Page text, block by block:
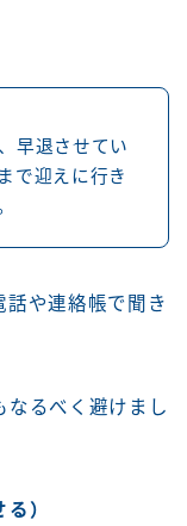
早退させてい
で迎えに行き
や連絡帳で聞き
るべく避けまし
）